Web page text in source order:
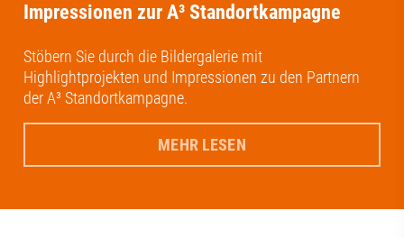
Impressionen zur A³ Standortkampagne
Stöbern Sie durch die Bildergalerie mit
Highlightprojekten und Impressionen zu den Partnern
der A³ Standortkampagne.
MEHR LESEN